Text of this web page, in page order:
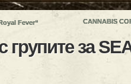
Fever“ CANNABIS
за